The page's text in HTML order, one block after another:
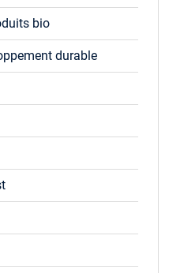
bio
durable